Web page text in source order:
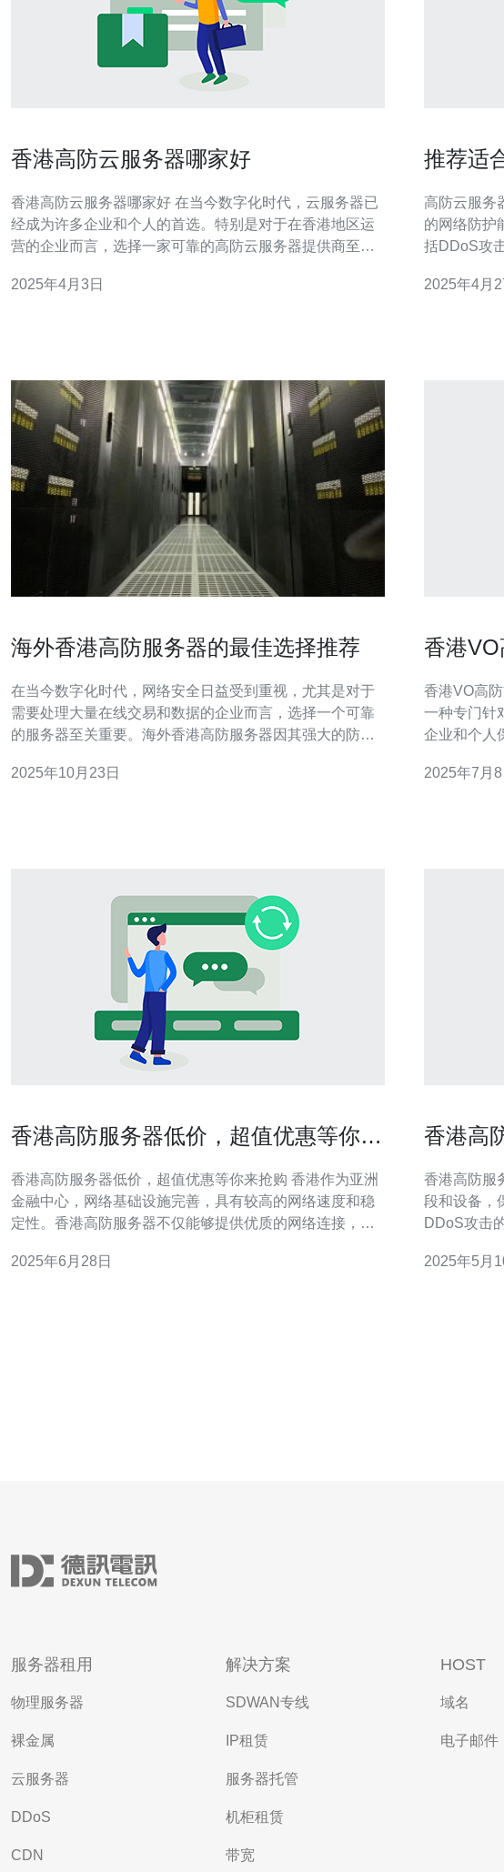
香港高防云服务器哪家好
香港高防云服务器哪家好 在当今数字化时代，云服务器已
经成为许多企业和个人的首选。特别是对于在香港地区运
营的企业而言，选择一家可靠的高防云服务器提供商至关
器提供商。 公司A是香港地区领先的高防云服务器提供商
2025年4月3日
推荐适
高防云服务
的网络防护
括DDoS攻
的高防云服务器非常重要
2025年4月
海外香港高防服务器的最佳选择推荐
在当今数字化时代，网络安全日益受到重视，尤其是对于
需要处理大量在线交易和数据的企业而言，选择一个可靠
的服务器至关重要。海外香港高防服务器因其强大的防御
入探讨如何选择合适的高防服务器，了解其优势及市场上
2025年10月23日
香港
香港VO高防方
一种专门针
企业和个人
方位的网络安全防护。 香港作
2025年7月8
香港高防服务器低价，超值优惠等你来
香港高防服务器低价，超值优惠等你来抢购 香港作为亚洲
金融中心，网络基础设施完善，具有较高的网络速度和稳
定性。香港高防服务器不仅能够提供优质的网络连接，还
高防服务器，不仅能够享受低价优惠，还有更多超值服务
2025年6月28日
香港高
香港高防服务质量如何？
段和设备，
DDoS攻击
以有效抵御这种
2025年5月
服务器租用
物理服务器
裸金属
云服务器
DDoS
CDN
解决方案
SDWAN专线
IP租赁
服务器托管
机柜租赁
带宽
HOST
域名
电子邮件